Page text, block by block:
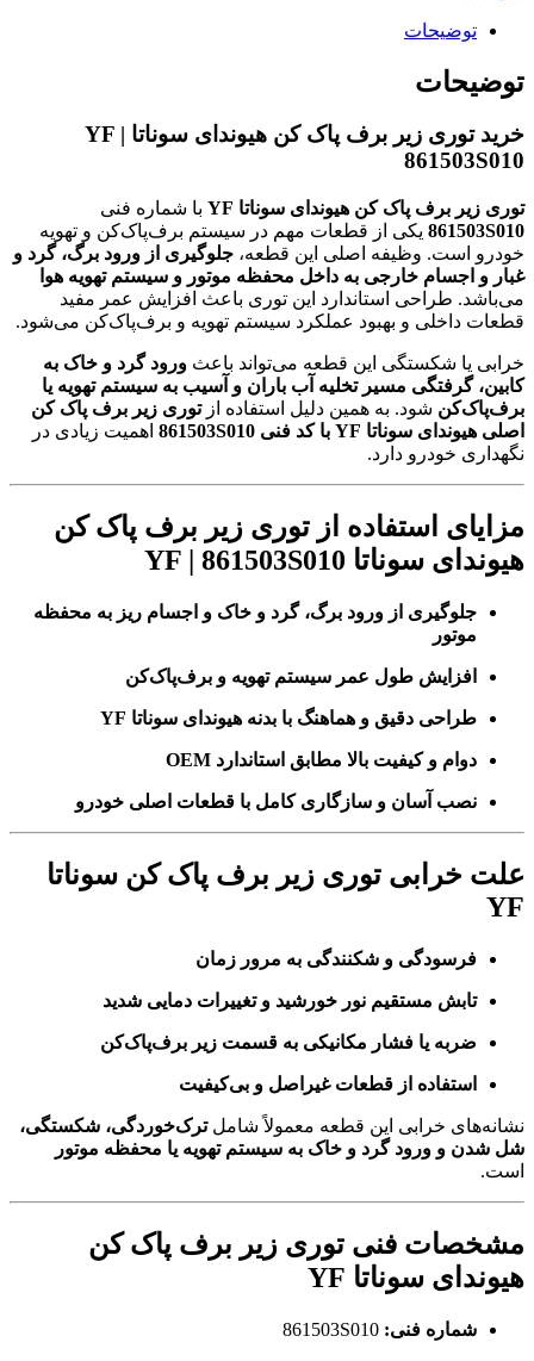
توضیحات
توضیحات
خرید
توری زیر برف پاک کن هیوندای سوناتا YF |
861503S010
توری زیر برف پاک کن هیوندای سوناتا YF
با شماره فنی
861503S010 یکی از قطعات مهم در سیستم برف‌پاک‌کن و تهویه
خودرو است. وظیفه اصلی این قطعه، جلوگیری از ورود برگ، گرد و
غبار و اجسام خارجی به داخل محفظه موتور و سیستم تهویه هوا
می‌باشد. طراحی استاندارد این توری باعث افزایش عمر مفید
قطعات داخلی و بهبود عملکرد سیستم تهویه و برف‌پاک‌کن می‌شود.
خرابی یا شکستگی این قطعه می‌تواند باعث ورود گرد و خاک به
کابین، گرفتگی مسیر تخلیه آب باران و آسیب به سیستم تهویه یا
برف‌پاک‌کن شود. به همین دلیل استفاده ازتوری زیر برف پاک کن
اصلی هیوندای سوناتا YF با کد فنی 861503S010
اهمیت زیادی در
نگهداری خودرو دارد.
مزایای استفاده از توری زیر برف پاک کن
هیوندای سوناتا YF | 861503S010
جلوگیری از ورود برگ، گرد و خاک و اجسام ریز به محفظه
موتور
افزایش طول عمر سیستم تهویه و برف‌پاک‌کن
طراحی دقیق و هماهنگ با بدنه هیوندای سوناتا YF
دوام و کیفیت بالا مطابق استاندارد OEM
نصب آسان و سازگاری کامل با قطعات اصلی خودرو
علت خرابی توری زیر برف پاک کن سوناتا
YF
فرسودگی و شکنندگی به مرور زمان
تابش مستقیم نور خورشید و تغییرات دمایی شدید
ضربه یا فشار مکانیکی به قسمت زیر برف‌پاک‌کن
استفاده از قطعات غیراصل و بی‌کیفیت
نشانه‌های خرابی این قطعه معمولاً شاملترک‌خوردگی، شکستگی،
شل شدن و ورود گرد و خاک به سیستم تهویه یا محفظه موتور
است.
مشخصات فنی توری زیر برف پاک کن
هیوندای سوناتا YF
شماره فنی: